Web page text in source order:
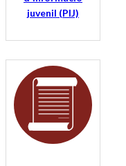
juvenil (PIJ)